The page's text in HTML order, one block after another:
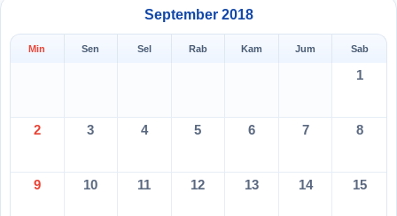
September 2018
Min Sen Sel Rab Kam Jum Sab
1
2 3 4 5 6 7 8
9 10 11 12 13 14 15